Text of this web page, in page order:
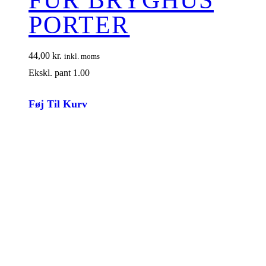
PORTER
44,00 kr. inkl. moms
Ekskl. pant 1.00
Føj Til Kurv